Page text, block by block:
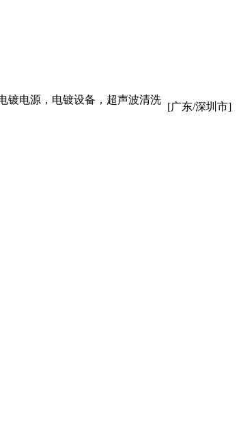
镀电源，电镀设备，超声波清洗
[广东/深圳市]